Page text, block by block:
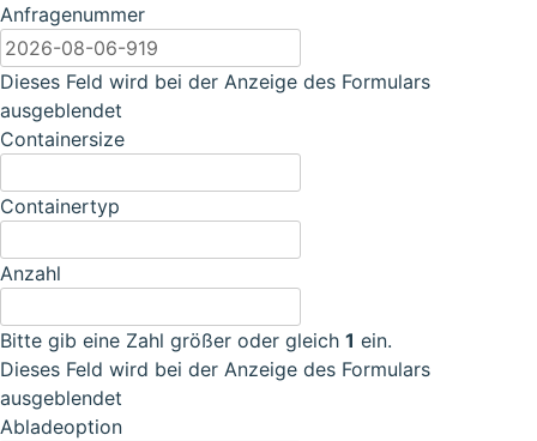
Anfragenummer
Dieses Feld wird bei der Anzeige des Formulars
ausgeblendet
Containersize
Containertyp
Anzahl
Bitte gib eine Zahl größer oder gleich 1 ein.
Dieses Feld wird bei der Anzeige des Formulars
ausgeblendet
Abladeoption